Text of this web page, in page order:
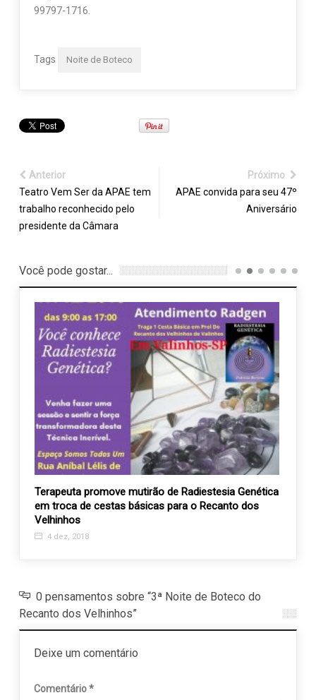
99797-1716.
Tags Noite de Boteco
Anterior
Teatro Vem Ser da APAE tem
trabalho reconhecido pelo
presidente da Câmara
Próximo
APAE convida para seu 47º
Aniversário
Você pode gostar...
Terapeuta promove mutirão de Radiestesia Genética
em troca de cestas básicas para o Recanto dos
Velhinhos
4 dez, 2018
0 pensamentos sobre “3ª Noite de Boteco do
Recanto dos Velhinhos”
Deixe um comentário
Comentário*